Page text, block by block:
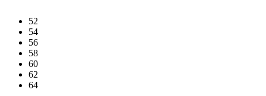
52
54
56
58
60
62
64